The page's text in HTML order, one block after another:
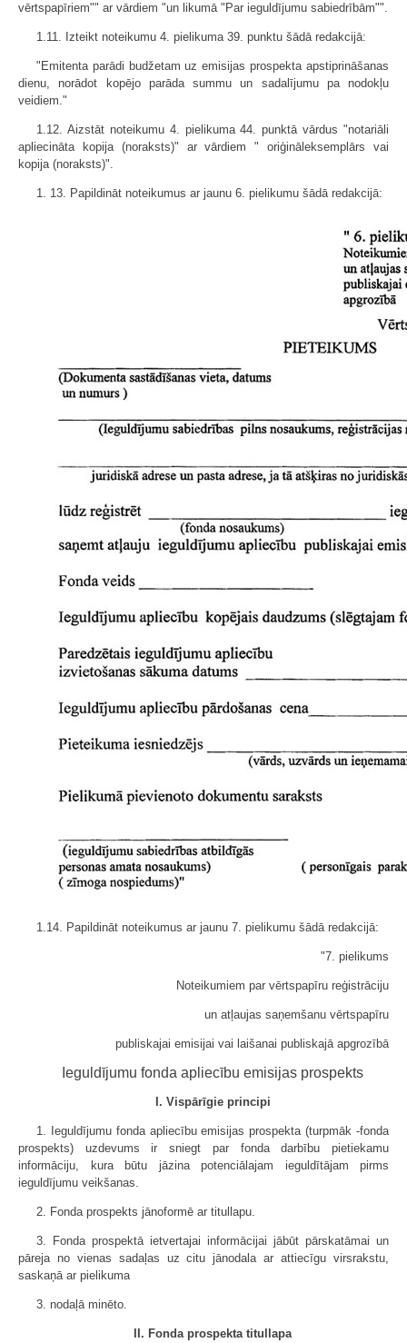
vērtspapīriem"" ar vārdiem "un likumā "Par ieguldījumu sabiedrībām"".
1.11. Izteikt noteikumu 4. pielikuma 39. punktu šādā redakcijā:
"Emitenta parādi budžetam uz emisijas prospekta apstiprināšanas
dienu, norādot kopējo parāda summu un sadalījumu pa nodokļu
veidiem."
1.12. Aizstāt noteikumu 4. pielikuma 44. punktā vārdus "notariāli
apliecināta kopija (noraksts)" ar vārdiem " oriģināleksemplārs vai
kopija (noraksts)".
1. 13. Papildināt noteikumus ar jaunu 6. pielikumu šādā redakcijā:
1.14. Papildināt noteikumus ar jaunu 7. pielikumu šādā redakcijā:
"7. pielikums
Noteikumiem par vērtspapīru reģistrāciju
un atļaujas saņemšanu vērtspapīru
publiskajai emisijai vai laišanai publiskajā apgrozībā
Ieguldījumu fonda apliecību emisijas prospekts
I. Vispārīgie principi
1. Ieguldījumu fonda apliecību emisijas prospekta (turpmāk -fonda
prospekts) uzdevums ir sniegt par fonda darbību pietiekamu
informāciju, kura būtu jāzina potenciālajam ieguldītājam pirms
ieguldījumu veikšanas.
2. Fonda prospekts jānoformē ar titullapu.
3. Fonda prospektā ietvertajai informācijai jābūt pārskatāmai un
pāreja no vienas sadaļas uz citu jānodala ar attiecīgu virsrakstu,
saskaņā ar pielikuma
3. nodaļā minēto.
II. Fonda prospekta titullapa